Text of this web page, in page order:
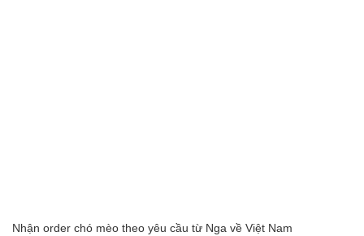
Nhận order chó mèo theo yêu cầu từ Nga về Việt Nam